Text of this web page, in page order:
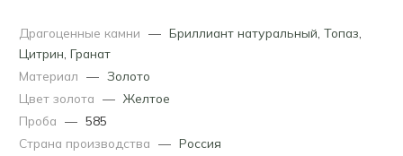
Драгоценные камни — Бриллиант натуральный Топаз
Цитрин Гранат
Материал — Золото
Цвет золота — Желтое
Проба — 585
Страна производства — Россия